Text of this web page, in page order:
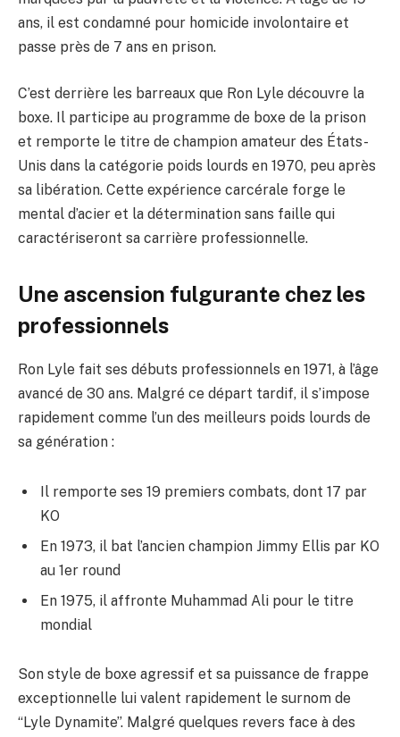
ans, il est condamné pour homicide involontaire et
passe près de 7 ans en prison.
C’est derrière les barreaux que Ron Lyle découvre la
boxe. Il participe au programme de boxe de la prison
et remporte le titre de champion amateur des États-
Unis dans la catégorie poids lourds en 1970, peu après
sa libération. Cette expérience carcérale forge le
mental d’acier et la détermination sans faille qui
caractériseront sa carrière professionnelle.
Une ascension fulgurante chez les
professionnels
Ron Lyle fait ses débuts professionnels en 1971, à l’âge
avancé de 30 ans. Malgré ce départ tardif, il s’impose
rapidement comme l’un des meilleurs poids lourds de
sa génération :
Il remporte ses 19 premiers combats, dont 17 par
KO
En 1973, il bat l’ancien champion Jimmy Ellis par KO
au 1er round
En 1975, il affronte Muhammad Ali pour le titre
mondial
Son style de boxe agressif et sa puissance de frappe
exceptionnelle lui valent rapidement le surnom de
“Lyle Dynamite”. Malgré quelques revers face à des